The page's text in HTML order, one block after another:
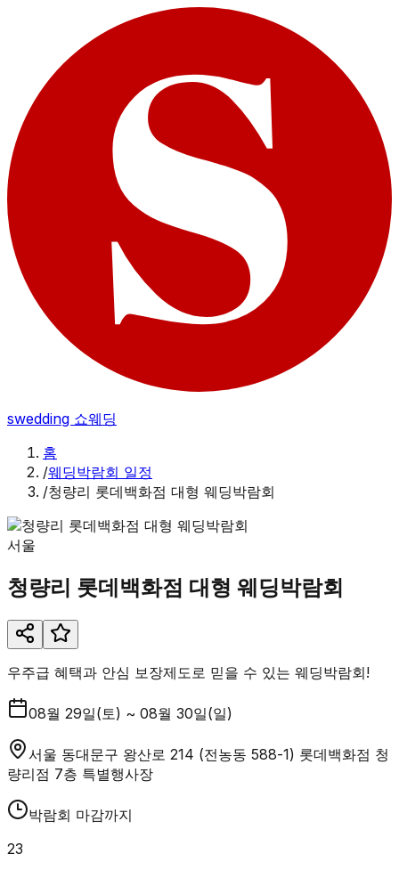
swedding 쇼웨딩
홈
/웨딩박람회 일정
/청량리 롯데백화점 대형 웨딩박람회
서울
청량리 롯데백화점 대형 웨딩박람회
우주급 혜택과 안심 보장제도로 믿을 수 있는 웨딩박람회!
08월 29일(토) ~ 08월 30일(일)
서울 동대문구 왕산로 214 (전농동 588-1) 롯데백화점 청
량리점 7층 특별행사장
박람회 마감까지
23